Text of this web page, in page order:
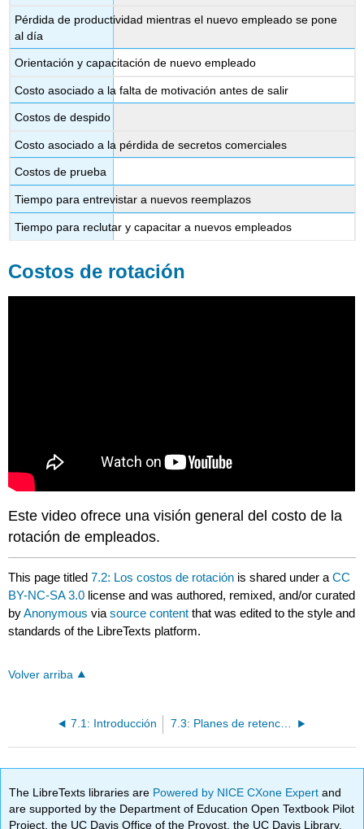
Pérdida de productividad mientras el nuevo empleado se pone
al día
Orientación y capacitación de nuevo empleado
Costo asociado a la falta de motivación antes de salir
Costos de despido
Costo asociado a la pérdida de secretos comerciales
Costos de prueba
Tiempo para entrevistar a nuevos reemplazos
Tiempo para reclutar y capacitar a nuevos empleados
Costos de rotación
Este video ofrece una visión general del costo de la
rotación de empleados.
This page titled7.2: Los costos de rotación is shared under aCC
BY-NC-SA 3.0 license and was authored, remixed, and/or curated
byAnonymous viasource content that was edited to the style and
standards of the LibreTexts platform.
Volver arriba
7.1: Introducción 7.3: Planes de retención
The LibreTexts libraries are Powered by NICE CXone Expertand
are supported by the Department of Education Open Textbook Pilot
Project, the UC Davis Office of the Provost, the UC Davis Library,